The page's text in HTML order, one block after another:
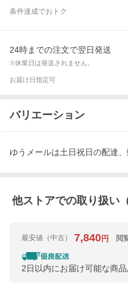
条件達成でおトク
24時までの注文で翌日発送
※休業日は発送されません。
お届け日指定可
バリエーション
ゆうメールは土日祝日の配達
他ストアでの取り扱い
最安値 （中古） 7,840円 閲
2日以内にお届け可能な商品